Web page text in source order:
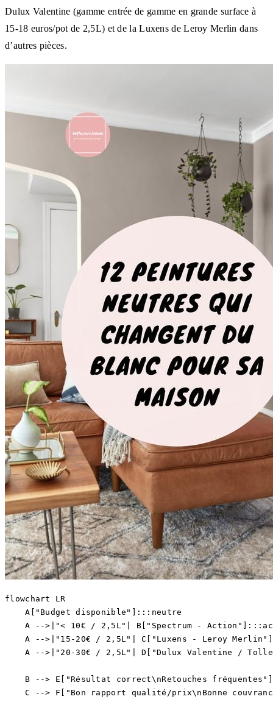
Dulux Valentine (gamme entrée de gamme en grande surface à
15-18 euros/pot de 2,5L) et de la Luxens de Leroy Merlin dans
d’autres pièces.
flowchart LR
    A["Budget disponible"]:::neutre
A -->|"< 10€ / 2,5L"| B["Spectrum -
A -->|"15-20€ / 2,5L"| C["Luxens - Leroy
A -->|"20-30€ / 2,5L"| D["Dulux Valentine /
B --> E["Résultat correct\nRetouches
C --> F["Bon rapport qualité/prix\nBonne